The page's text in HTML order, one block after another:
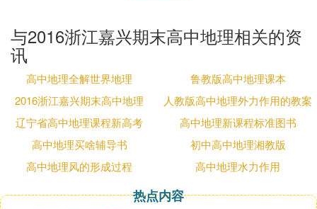
5．给下列句子加上标点，表达不同的意思。(2分)
(1) 甲 队 大 败 乙 队 获 得 冠 军
(2) 甲 队 大 败 乙 队 获 得 冠 军
6．根据语境，仿照画线句子，接写两句，构成语意
连贯的一段话。(2分)
阅读天地，聆听万籁，大自然一年四季都给人殷切的
期盼。春，以她的勃勃生机动人心弦；夏，以她的热
情奔放激人奋发； ；
7．默写填空。(每空1分，共14分)
与2016浙江嘉兴期末高中地理相关的资
讯
高中地理全解世界地理
鲁教版高中地理课本
2016浙江嘉兴期末高中地理
人教版高中地理外力作用的教案
辽宁省高中地理课程新高考
高中地理新课程标准图书
高中地理买啥辅导书
初中高中地理湘教版
高中地理风的形成过程
高中地理水力作用
热点内容